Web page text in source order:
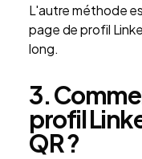
L'autre méthode
page de profil
long.
3.
profil
QR ?